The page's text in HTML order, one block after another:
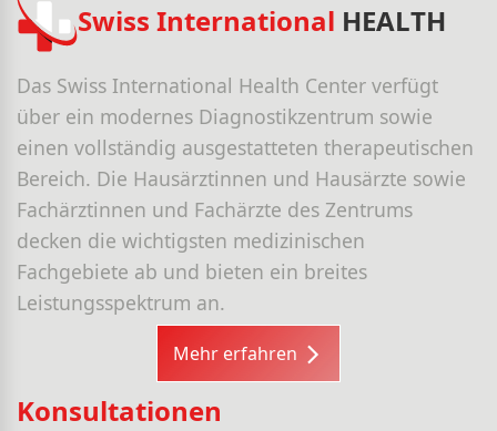
Swiss International HEALTH
Das Swiss International Health Center verfügt
über ein modernes Diagnostikzentrum sowie
einen vollständig ausgestatteten therapeutischen
Bereich. Die Hausärztinnen und Hausärzte sowie
Fachärztinnen und Fachärzte des Zentrums
decken die wichtigsten medizinischen
Fachgebiete ab und bieten ein breites
Leistungsspektrum an.
Mehr erfahren
Konsultationen